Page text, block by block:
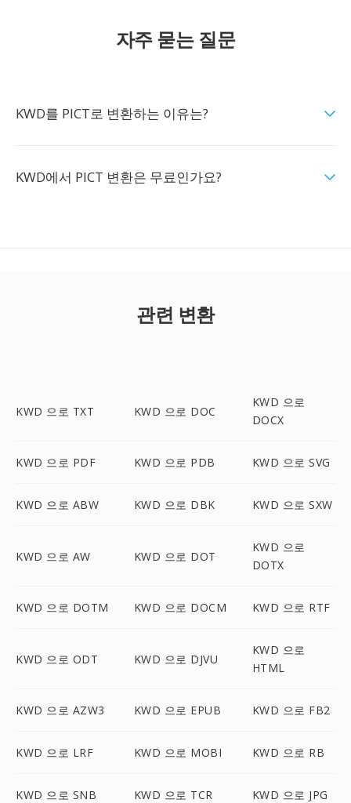
자주 묻는 질문
KWD를 PICT로 변환하는 이유는?
KWD에서 PICT 변환은 무료인가요?
관련 변환
KWD 으로 TXT KWD 으로 DOC
KWD 으로
DOCX
KWD 으로 PDF KWD 으로 PDB KWD 으로 SVG
KWD 으로 ABW KWD 으로 DBK KWD 으로 SXW
KWD 으로 AW KWD 으로 DOT
KWD 으로
DOTX
KWD 으로 DOTM KWD 으로 DOCM KWD 으로 RTF
KWD 으로 ODT KWD 으로 DJVU
KWD 으로
HTML
KWD 으로 AZW3 KWD 으로 EPUB KWD 으로 FB2
KWD 으로 LRF KWD 으로 MOBI KWD 으로 RB
KWD 으로 SNB KWD 으로 TCR KWD 으로 JPG